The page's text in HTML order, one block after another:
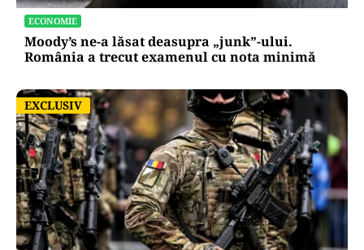
ECONOMIE
Moody’s ne-a lăsat deasupra „junk”-ului.
România a trecut examenul cu nota minimă
EXCLUSIV
EXCLUSIV